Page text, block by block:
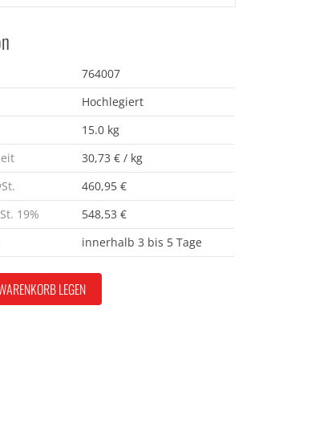
764007
Hochlegiert
15.0 kg
30,73 € / kg
460,95 €
19%
548,53 €
innerhalb 3 bis 5 Tage
LEGEN